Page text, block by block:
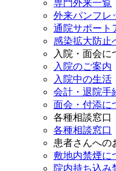
専門外来一覧
外来パンフレ
通院サポート
感染拡大防止
入院・面会に
入院のご案内
入院中の生活
会計・退院手
面会・付添に
各種相談窓口
各種相談窓口
患者さんへの
敷地内禁煙に
院内持ち込み